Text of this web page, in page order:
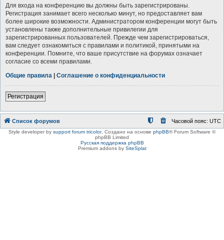
Для входа на конференцию вы должны быть зарегистрированы.
Регистрация занимает всего несколько минут, но предоставляет вам
более широкие возможности. Администратором конференции могут быть
установлены также дополнительные привилегии для
зарегистрированных пользователей. Прежде чем зарегистрироваться,
вам следует ознакомиться с правилами и политикой, принятыми на
конференции. Помните, что ваше присутствие на форумах означает
согласие со всеми правилами.
Общие правила | Соглашение о конфиденциальности
Регистрация
Список форумов Часовой пояс: UTC
Style developer by support forum tricolor, Создано на основе phpBB® Forum Software ©
phpBB Limited
Русская поддержка phpBB
Premium addons by SiteSplat